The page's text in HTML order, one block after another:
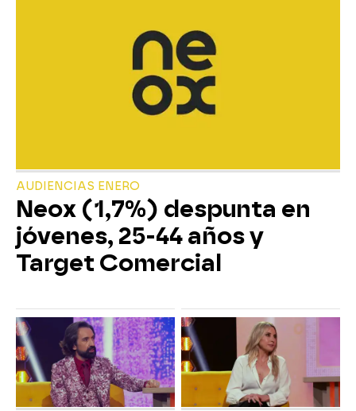
AUDIENCIAS ENERO
Neox (1,7%) despunta en
jóvenes, 25-44 años y
Target Comercial